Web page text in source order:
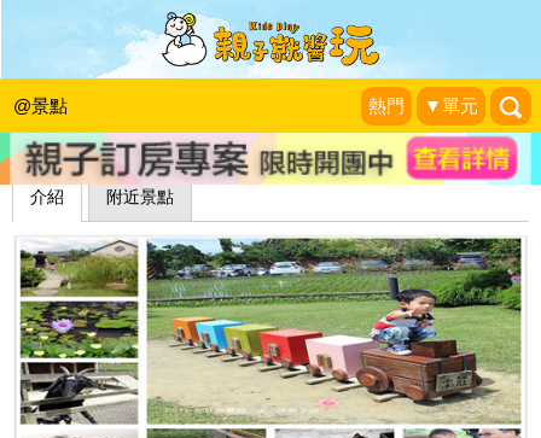
@景點 熱門 ▼單元
棗莊古藝庭園膳坊
JS+1 二三事
介紹 附近景點